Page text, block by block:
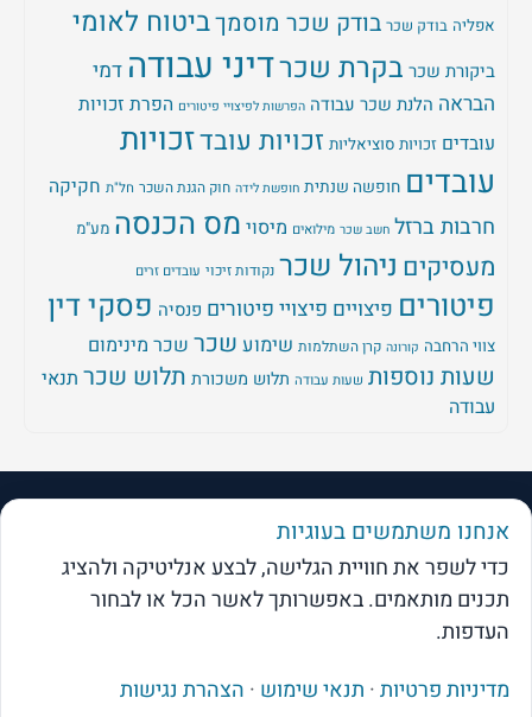
אפליה בודק שכר בודק שכר מוסמךביטוח לאומי
ביקורת שכר בקרת שכרדיני עבודה דמי
הבראה הלנת שכר עבודה הפרשות לפיצויי פיטורים הפרת זכויות
עובדים זכויות סוציאליות זכויות עובדזכויות
עובדים חופשה שנתית חופשת לידה חוק הגנת השכר חל"ת חקיקה
חרבות ברזל חשב שכר מילואים מיסוי מס הכנסה מע"מ
מעסיקים ניהול שכר נקודות זיכוי עובדים זרים
פיטורים פיצויים פיצויי פיטורים פנסיה פסקי דין
צווי הרחבה קורונה קרן השתלמות שימוע שכר שכר מינימום
שעות נוספות שעות עבודה תלוש משכורת תלוש שכר תנאי
עבודה
HR
HR360AI
מבית פתרונות אפקטיביים
נגב 2, איירפורט סיטי · 03-5395900 · INFO@ESG.CO.IL
תפריט וקישורים
אנחנו משתמשים בעוגיות
כדי לשפר את חוויית הגלישה, לבצע אנליטיקה ולהציג
תכנים מותאמים. באפשרותך לאשר הכל או לבחור
העדפות.
מדיניות פרטיות· תנאי שימוש · הצהרת נגישות